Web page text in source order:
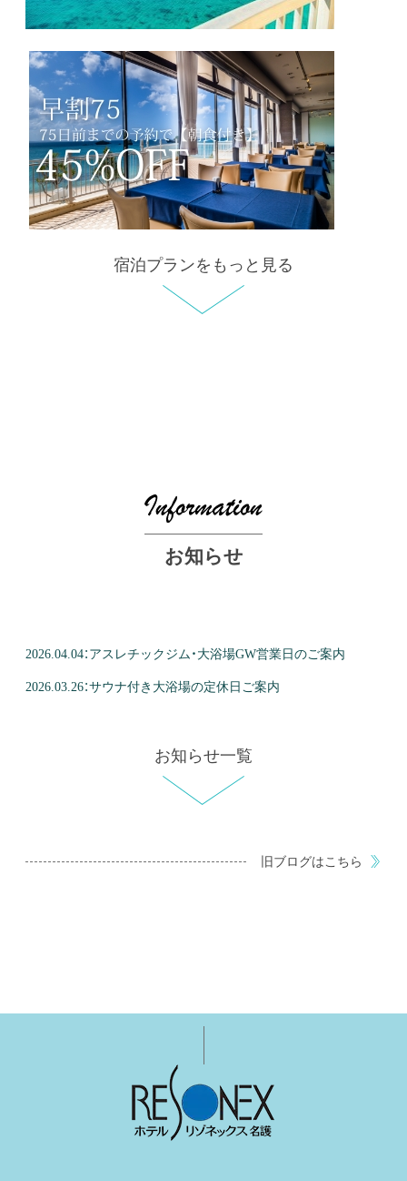
宿泊プランをもっと見る
お知らせ
2026.04.04： アスレチックジム・大浴場GW営業日のご案内
2026.03.26：サウナ付き大浴場の定休日ご案内
お知らせ一覧
旧ブログはこちら